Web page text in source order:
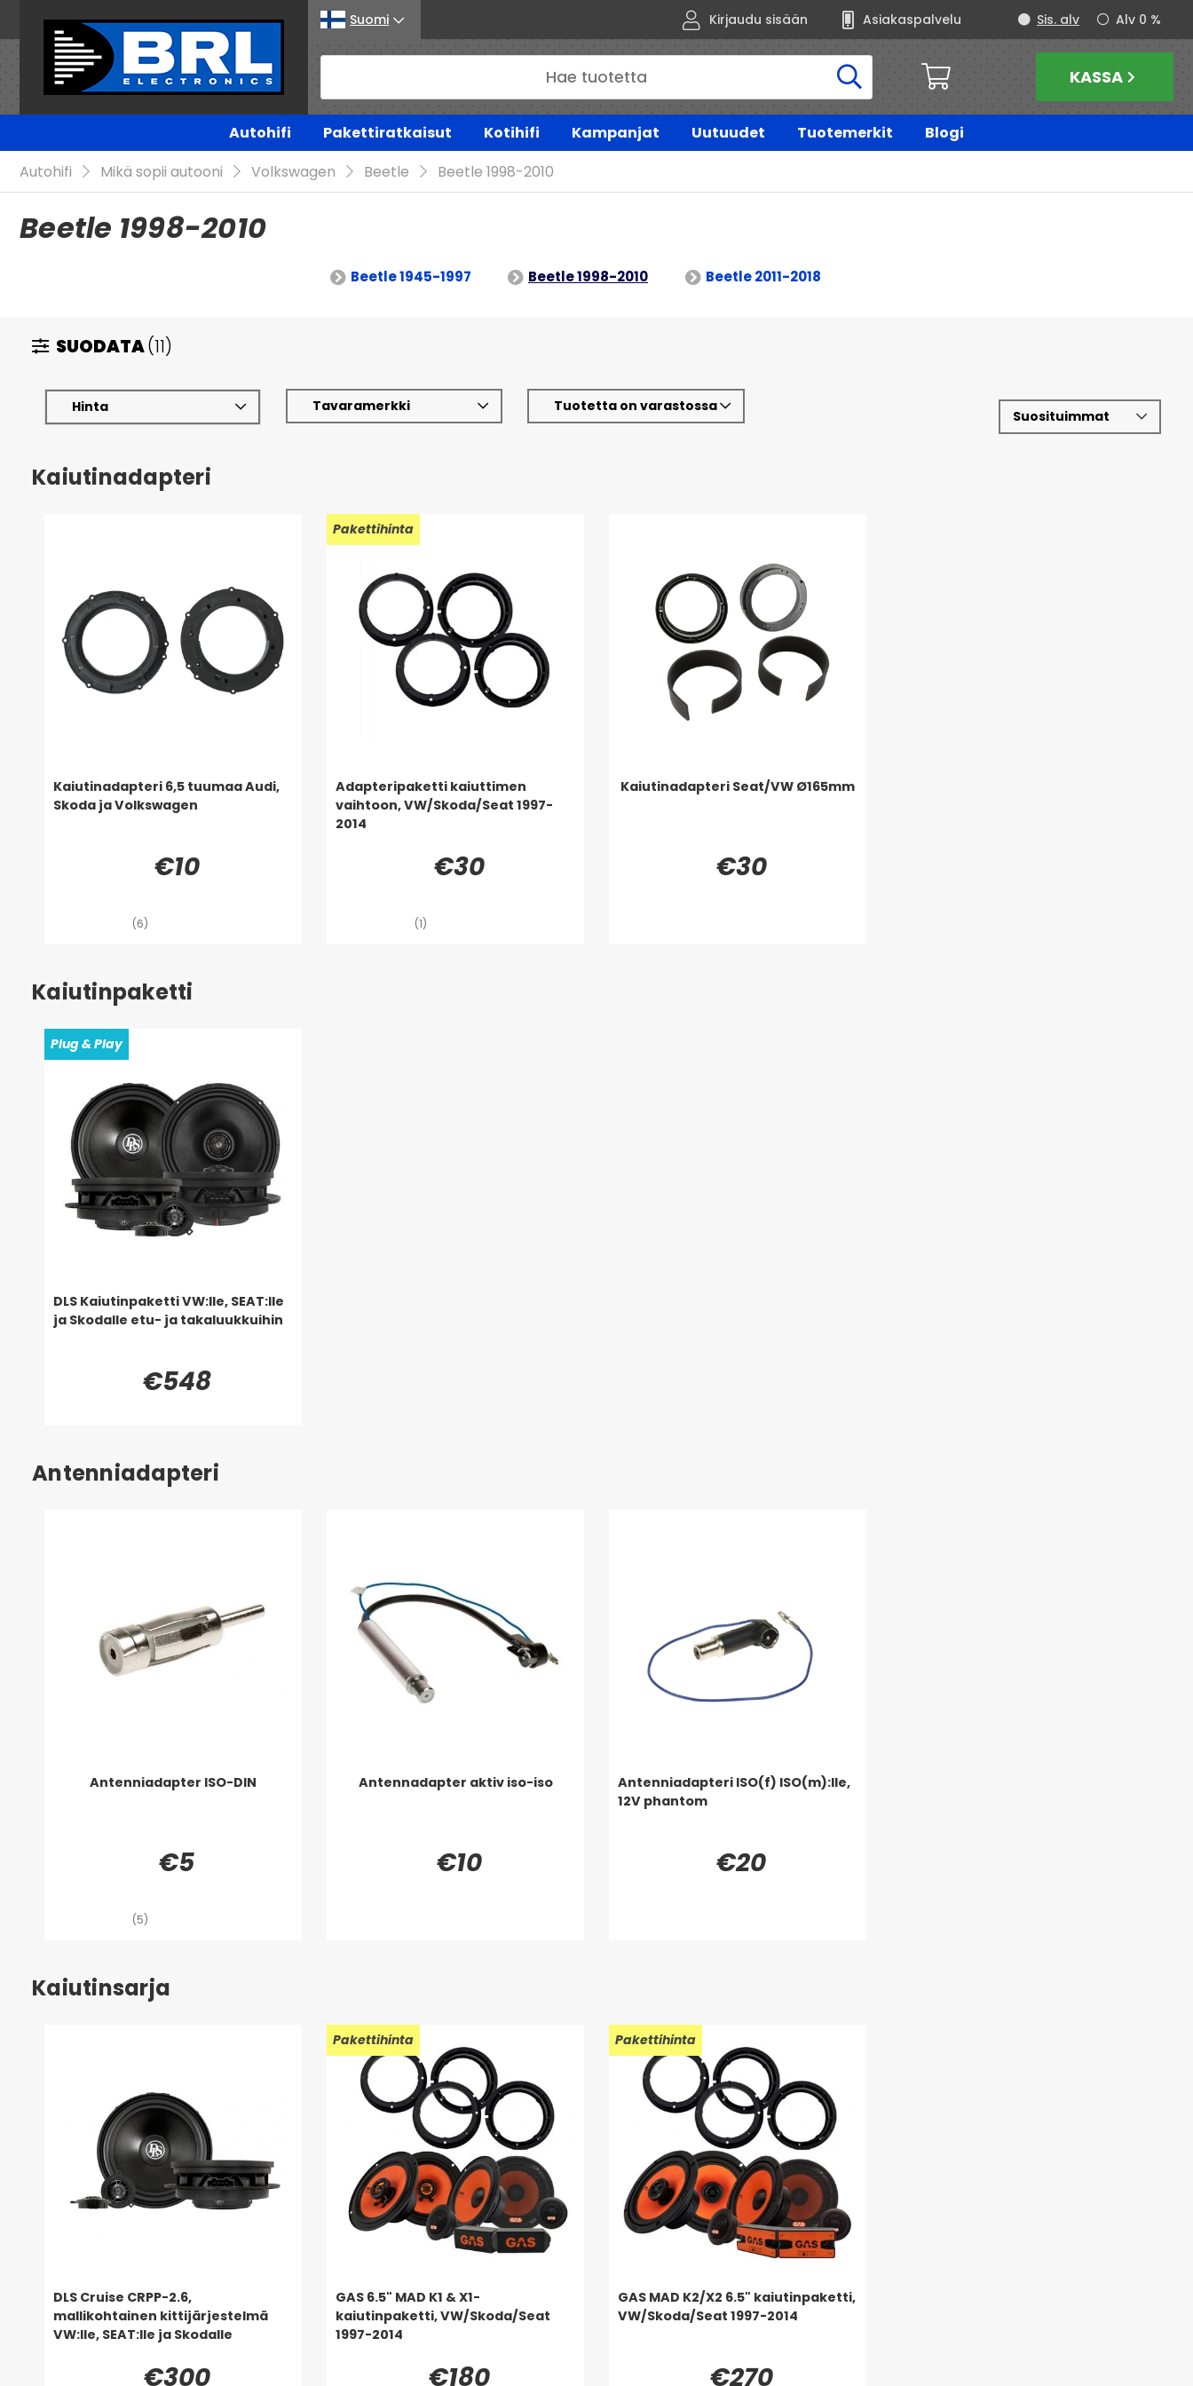
Suomi Kirjaudu sisään Asiakaspalvelu Alv 0 %
Sis. alv
KASSA
Autohifi Pakettiratkaisut Kotihifi Kampanjat Uutuudet Tuotemerkit
Blogi
Autohifi
Mikä sopii autooni Volkswagen Beetle Beetle 1998-2010
Beetle 1998-2010
Beetle 1945-1997 Beetle 1998-2010 Beetle 2011-2018
SUODATA(11)
Hinta Tavaramerkki Tuotetta on varastossa
Kaiutinadapteri
Kaiutinadapteri 6,5 tuumaa Audi,
Skoda ja Volkswagen
€10
(6)
Pakettihinta
Adapteripaketti kaiuttimen
vaihtoon, VW/Skoda/Seat 1997-
2014
€30
(1)
Kaiutinadapteri Seat/VW Ø165mm
€30
Kaiutinpaketti
Plug & Play
DLS Kaiutinpaketti VW:lle, SEAT:lle
ja Skodalle etu- ja takaluukkuihin
€548
Antenniadapteri
Antenniadapter ISO-DIN
€5
(5)
Antennadapter aktiv iso-iso
€10
Antenniadapteri ISO(f) ISO(m):lle,
12V phantom
€20
Kaiutinsarja
DLS Cruise CRPP-2.6,
mallikohtainen kittijärjestelmä
VW:lle, SEAT:lle ja Skodalle
€300
Pakettihinta
GAS 6.5" MAD K1 & X1-
kaiutinpaketti, VW/Skoda/Seat
1997-2014
€180
Pakettihinta
GAS MAD K2/X2 6.5" kaiutinpaketti,
VW/Skoda/Seat 1997-2014
€270